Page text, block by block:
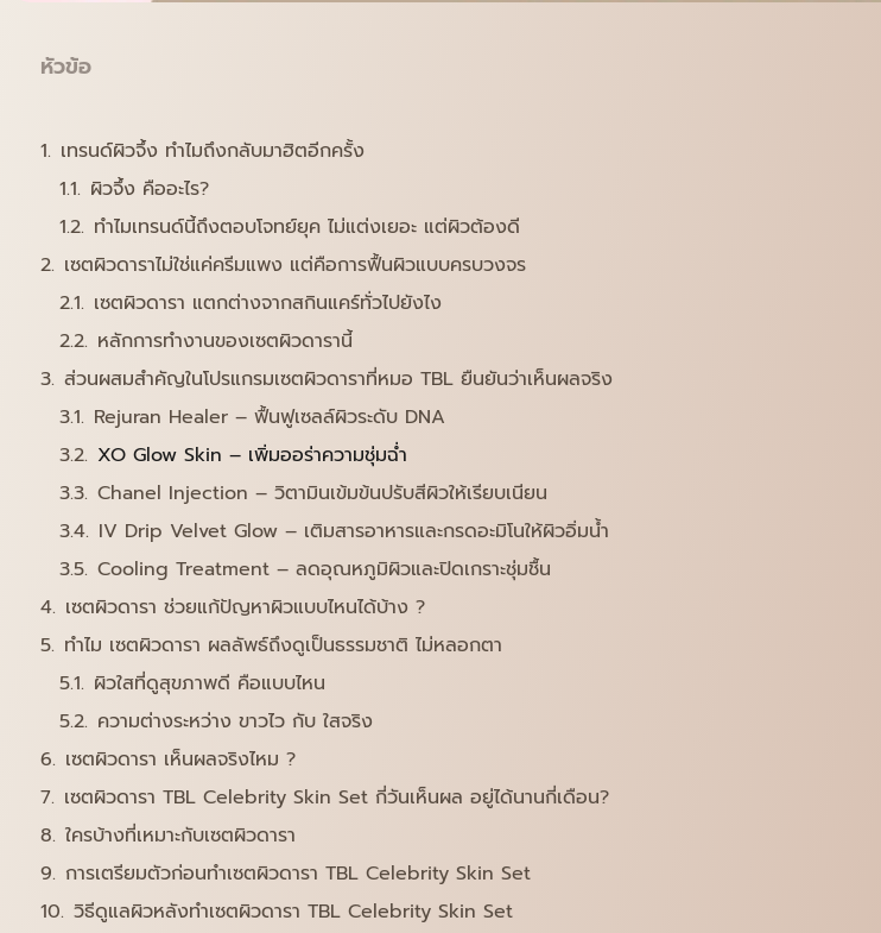
หัวข้อ
เทรนด์ผิวจึ้ง ทำไมถึงกลับมาฮิตอีกครั้ง
ผิวจึ้ง คืออะไร?
ทำไมเทรนด์นี้ถึงตอบโจทย์ยุค ไม่แต่งเยอะ แต่ผิวต้องดี
เซตผิวดาราไม่ใช่แค่ครีมแพง แต่คือการฟื้นผิวแบบครบวงจร
เซตผิวดารา แตกต่างจากสกินแคร์ทั่วไปยังไง
หลักการทำงานของเซตผิวดารานี้
ส่วนผสมสำคัญในโปรแกรมเซตผิวดาราที่หมอ TBL ยืนยันว่าเห็นผลจริง
Rejuran Healer – ฟื้นฟูเซลล์ผิวระดับ DNA
XO Glow Skin – เพิ่มออร่าความชุ่มฉ่ำ
Chanel Injection – วิตามินเข้มข้นปรับสีผิวให้เรียบเนียน
IV Drip Velvet Glow – เติมสารอาหารและกรดอะมิโนให้ผิวอิ่มน้ำ
Cooling Treatment – ลดอุณหภูมิผิวและปิดเกราะชุ่มชื้น
เซตผิวดารา ช่วยแก้ปัญหาผิวแบบไหนได้บ้าง ?
ทำไม เซตผิวดารา ผลลัพธ์ถึงดูเป็นธรรมชาติ ไม่หลอกตา
ผิวใสที่ดูสุขภาพดี คือแบบไหน
ความต่างระหว่าง ขาวไว กับ ใสจริง
เซตผิวดารา เห็นผลจริงไหม ?
เซตผิวดารา TBL Celebrity Skin Set กี่วันเห็นผล อยู่ได้นานกี่เดือน?
ใครบ้างที่เหมาะกับเซตผิวดารา
การเตรียมตัวก่อนทำเซตผิวดารา TBL Celebrity Skin Set
วิธีดูแลผิวหลังทำเซตผิวดารา TBL Celebrity Skin Set